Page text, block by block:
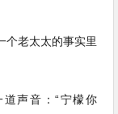
老太太的事实里
声音：“宁檬你